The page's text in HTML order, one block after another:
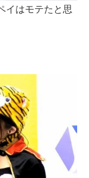
イはモテたと思